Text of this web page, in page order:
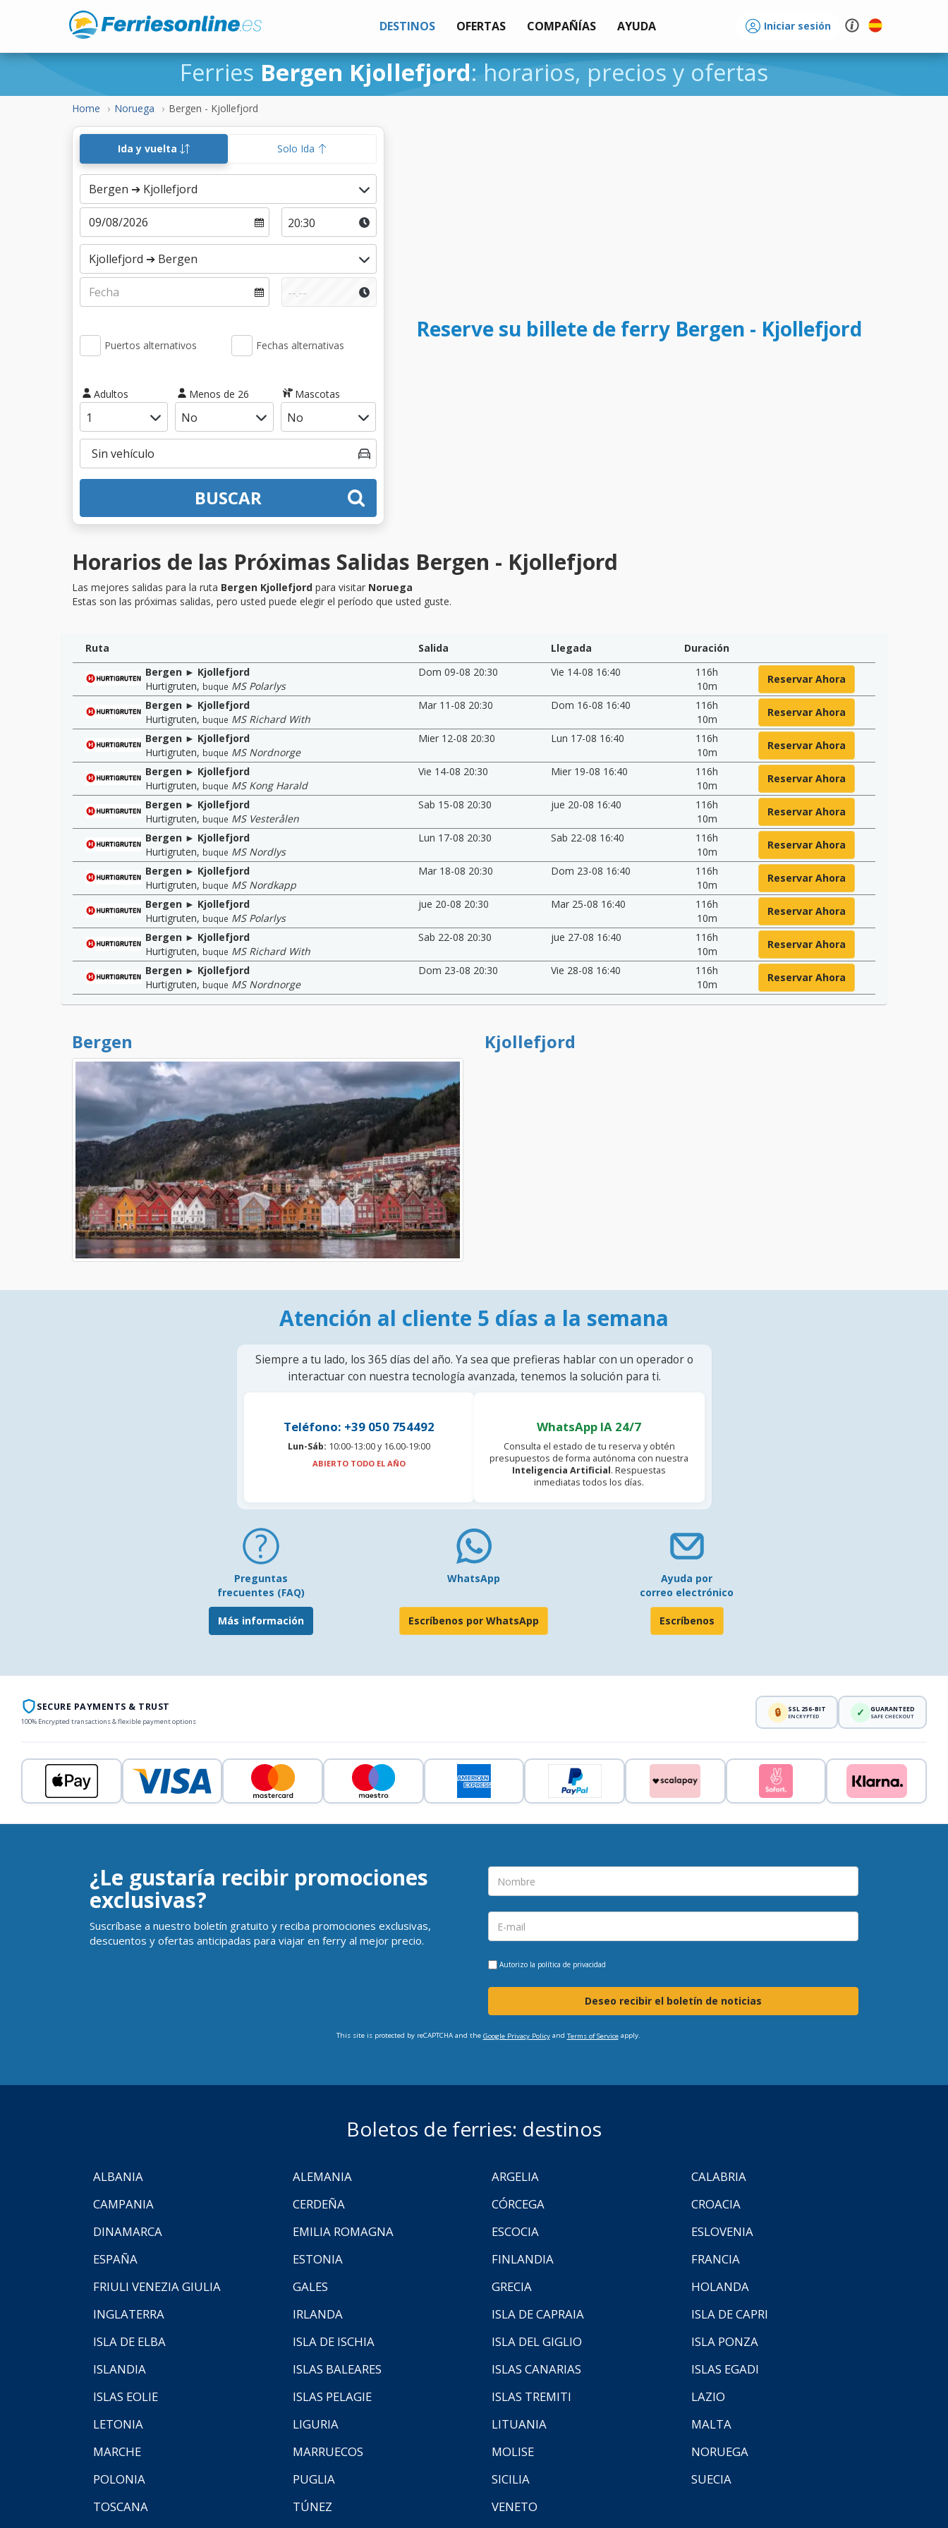
DESTINOS OFERTAS COMPAÑÍAS AYUDA Iniciar sesión
Ferries Bergen Kjollefjord: horarios, precios y ofertas
Home Noruega Bergen - Kjollefjord
Ida y vuelta Solo Ida
Puertos alternativos Fechas alternativas
Adultos Menos de 26 Mascotas
BUSCAR
Reserve su billete de ferry Bergen - Kjollefjord
Horarios de las Próximas Salidas Bergen - Kjollefjord
Las mejores salidas para la ruta Bergen Kjollefjord para visitar Noruega
Estas son las próximas salidas, pero usted puede elegir el período que usted guste.
Ruta Salida Llegada
Duración
Bergen ► Kjollefjord
Hurtigruten, buque MS Polarlys
Dom 09-08 20:30 Vie 14-08 16:40
116h
10m
Reservar Ahora
Bergen ► Kjollefjord
Hurtigruten, buque MS Richard With
Mar 11-08 20:30 Dom 16-08 16:40
116h
10m
Reservar Ahora
Bergen ► Kjollefjord
Hurtigruten, buque MS Nordnorge
Mier 12-08 20:30 Lun 17-08 16:40
116h
10m
Reservar Ahora
Bergen ► Kjollefjord
Hurtigruten, buque MS Kong Harald
Vie 14-08 20:30 Mier 19-08 16:40
116h
10m
Reservar Ahora
Bergen ► Kjollefjord
Hurtigruten, buque MS Vesterålen
Sab 15-08 20:30 jue 20-08 16:40
116h
10m
Reservar Ahora
Bergen ► Kjollefjord
Hurtigruten, buque MS Nordlys
Lun 17-08 20:30 Sab 22-08 16:40
116h
10m
Reservar Ahora
Bergen ► Kjollefjord
Hurtigruten, buque MS Nordkapp
Mar 18-08 20:30 Dom 23-08 16:40
116h
10m
Reservar Ahora
Bergen ► Kjollefjord
Hurtigruten, buque MS Polarlys
jue 20-08 20:30 Mar 25-08 16:40
116h
10m
Reservar Ahora
Bergen ► Kjollefjord
Hurtigruten, buque MS Richard With
Sab 22-08 20:30 jue 27-08 16:40
116h
10m
Reservar Ahora
Bergen ► Kjollefjord
Hurtigruten, buque MS Nordnorge
Dom 23-08 20:30 Vie 28-08 16:40
116h
10m
Reservar Ahora
Bergen Kjollefjord
Atención al cliente 5 días a la semana
Siempre a tu lado, los 365 días del año. Ya sea que prefieras hablar con un operador o
interactuar con nuestra tecnología avanzada, tenemos la solución para ti.
Teléfono: +39 050 754492
Lun-Sáb: 10:00-13:00 y 16.00-19:00
ABIERTO TODO EL AÑO
WhatsApp IA 24/7
Consulta el estado de tu reserva y obtén
presupuestos de forma autónoma con nuestra
Inteligencia Artificial. Respuestas
inmediatas todos los días.
Preguntas
frecuentes (FAQ)
Más información
WhatsApp
Escríbenos por WhatsApp
Ayuda por
correo electrónico
Escríbenos
SECURE PAYMENTS & TRUST
100% Encrypted transactions & flexible payment options
🔒 SSL 256-BIT
ENCRYPTED ✓ GUARANTEED
SAFE CHECKOUT
¿Le gustaría recibir promociones
exclusivas?
Suscríbase a nuestro boletín gratuito y reciba promociones exclusivas,
descuentos y ofertas anticipadas para viajar en ferry al mejor precio.
Autorizo la política de privacidad
Deseo recibir el boletín de noticias
This site is protected by reCAPTCHA and the Google Privacy Policyand Terms of Serviceapply.
Boletos de ferries: destinos
ALBANIA ALEMANIA ARGELIA
CALABRIA
CAMPANIA
CERDEÑA CÓRCEGA
CROACIA
DINAMARCA
EMILIA ROMAGNA ESCOCIA
ESLOVENIA
ESPAÑA
ESTONIA FINLANDIA
FRANCIA
FRIULI VENEZIA GIULIA
GALES GRECIA
HOLANDA
INGLATERRA
IRLANDA ISLA DE CAPRAIA
ISLA DE CAPRI
ISLA DE ELBA
ISLA DE ISCHIA ISLA DEL GIGLIO
ISLA PONZA
ISLANDIA
ISLAS BALEARES ISLAS CANARIAS
ISLAS EGADI
ISLAS EOLIE
ISLAS PELAGIE ISLAS TREMITI
LAZIO
LETONIA
LIGURIA LITUANIA
MALTA
MARCHE
MARRUECOS MOLISE
NORUEGA
POLONIA
PUGLIA SICILIA
SUECIA
TOSCANA
TÚNEZ VENETO